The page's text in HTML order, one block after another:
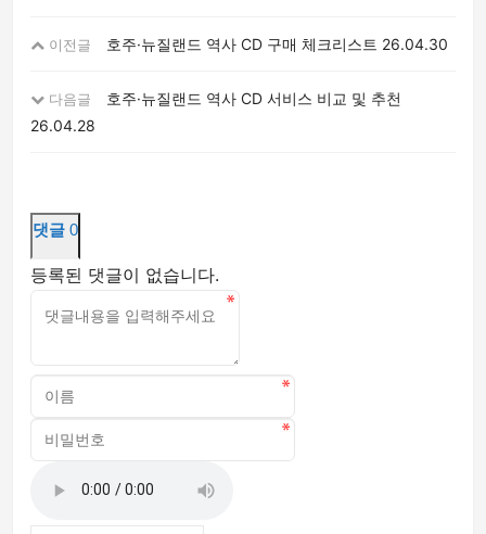
이전글 호주·뉴질랜드 역사 CD 구매 체크리스트 26.04.30
다음글
호주·뉴질랜드 역사 CD 서비스 비교 및 추천
26.04.28
댓글 0
등록된 댓글이 없습니다.